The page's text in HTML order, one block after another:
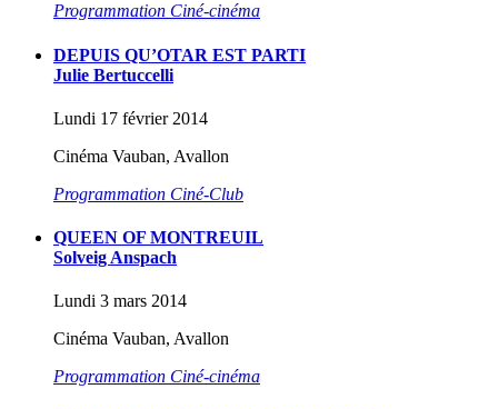
Programmation Ciné-cinéma
DEPUIS QU’OTAR EST PARTI
Julie Bertuccelli
Lundi 17 février 2014
Cinéma Vauban, Avallon
Programmation Ciné-Club
QUEEN OF MONTREUIL
Solveig Anspach
Lundi 3 mars 2014
Cinéma Vauban, Avallon
Programmation Ciné-cinéma